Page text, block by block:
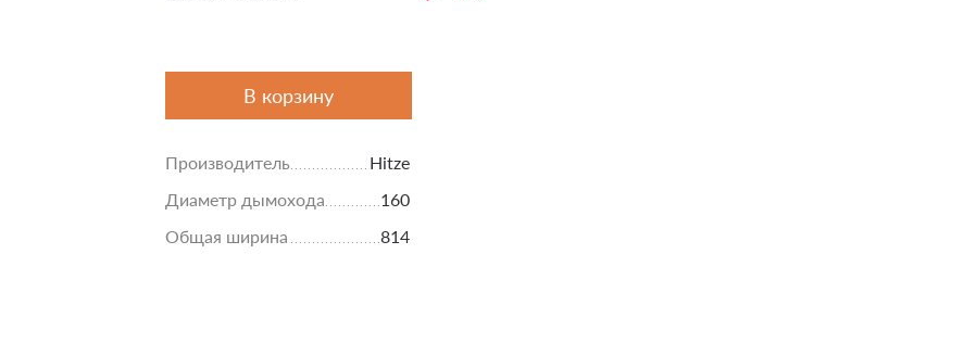
В корзину
Производитель
Hitze
Диаметр дымохода
160
Общая ширина
814